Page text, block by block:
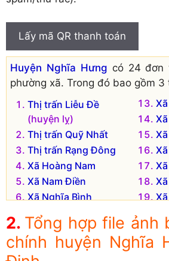
Lấy mã QR thanh toán
Huyện Nghĩa Hưng có 24 đơn
phường xã. Trong đó bao gồm 3
Thị trấn Liễu Đề
(huyện lỵ)
Thị trấn Quỹ Nhất
Thị trấn Rạng Đông
Xã Hoàng Nam
Xã Nam Điền
Xã Nghĩa Bình
Xã Nghĩa Châu
Xã Nghĩa Đồng
Xã Nghĩa Hải
Tổng hợp file ảnh
chính huyện Nghĩa